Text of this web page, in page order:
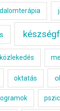
közlekedés
oktatás